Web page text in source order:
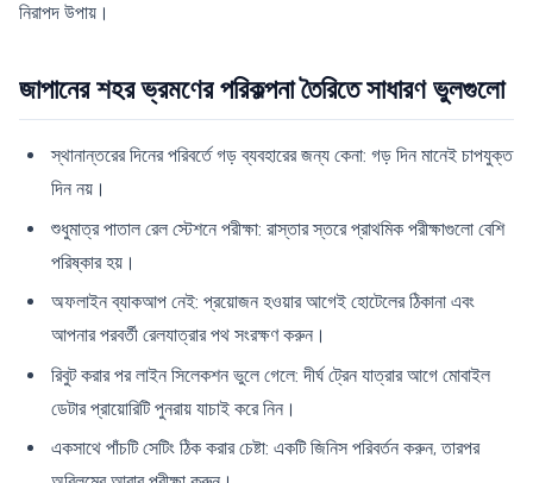
নিরাপদ উপায়।
জাপানের শহর ভ্রমণের পরিকল্পনা তৈরিতে সাধারণ ভুলগুলো
স্থানান্তরের দিনের পরিবর্তে গড় ব্যবহারের জন্য কেনা: গড় দিন মানেই চাপযুক্ত
দিন নয়।
শুধুমাত্র পাতাল রেল স্টেশনে পরীক্ষা: রাস্তার স্তরে প্রাথমিক পরীক্ষাগুলো বেশি
পরিষ্কার হয়।
অফলাইন ব্যাকআপ নেই: প্রয়োজন হওয়ার আগেই হোটেলের ঠিকানা এবং
আপনার পরবর্তী রেলযাত্রার পথ সংরক্ষণ করুন।
রিবুট করার পর লাইন সিলেকশন ভুলে গেলে: দীর্ঘ ট্রেন যাত্রার আগে মোবাইল
ডেটার প্রায়োরিটি পুনরায় যাচাই করে নিন।
একসাথে পাঁচটি সেটিং ঠিক করার চেষ্টা: একটি জিনিস পরিবর্তন করুন, তারপর